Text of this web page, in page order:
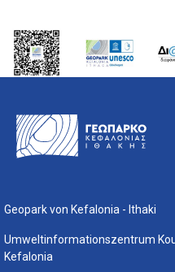
Geopark von Kefalonia - Ithaki
Umweltinformationszentrum
Kefalonia